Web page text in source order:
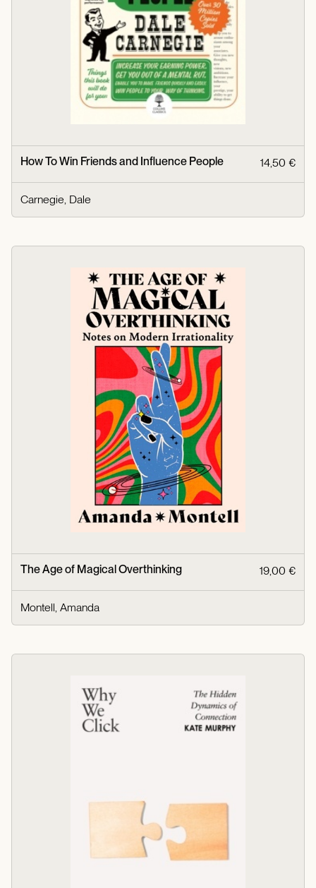
How To Win Friends and Influence People 14,50 €
Carnegie, Dale
The Age of Magical Overthinking 19,00 €
Montell, Amanda